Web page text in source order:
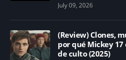
July 09, 2026
(Review) Clones,
por qué Mickey
de culto (2025)